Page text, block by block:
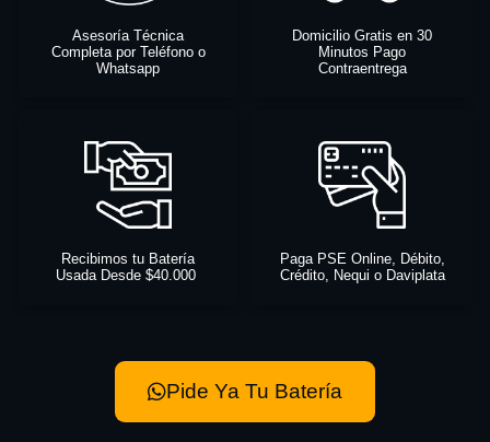
Asesoría Técnica
Completa por Teléfono o
Whatsapp
Domicilio Gratis en 30
Minutos Pago
Contraentrega
Recibimos tu Batería
Usada Desde $40.000
Paga PSE Online, Débito,
Crédito, Nequi o Daviplata
Pide Ya Tu Batería